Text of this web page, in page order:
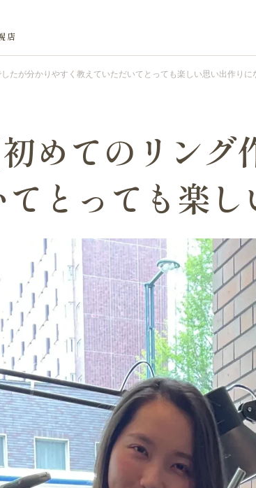
店
たが分かりやすく教えていただいてとっても楽しい思い出作りに
めてのリング
とっても楽し